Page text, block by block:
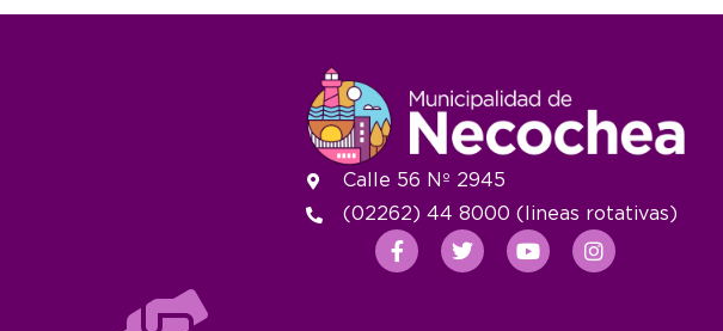
Calle 56 Nº 2945
(02262) 44 8000 (lineas rotativas)